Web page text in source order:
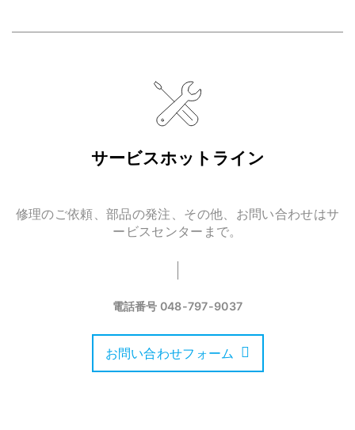
サービスホットライン
修理のご依頼、部品の発注、その他、お問い合わせはサ
ービスセンターまで。
電話番号 048-797-9037
お問い合わせフォーム